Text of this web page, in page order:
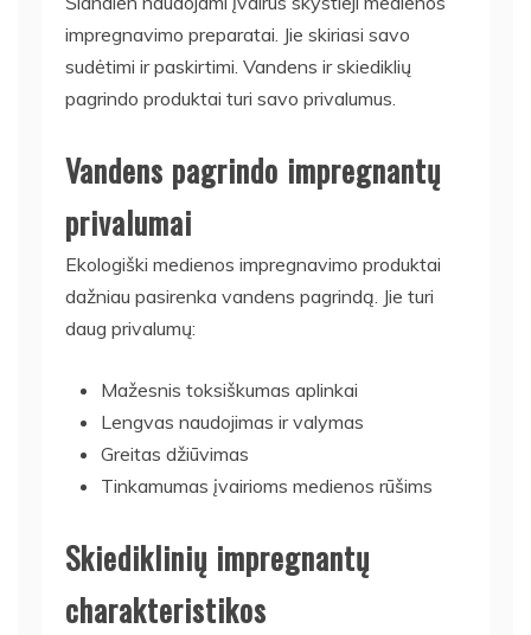
impregnavimo preparatai. Jie skiriasi savo
sudėtimi ir paskirtimi. Vandens ir skiediklių
pagrindo produktai turi savo privalumus.
Vandens pagrindo impregnantų
privalumai
Ekologiški medienos impregnavimo produktai
dažniau pasirenka vandens pagrindą. Jie turi
daug privalumų:
Mažesnis toksiškumas aplinkai
Lengvas naudojimas ir valymas
Greitas džiūvimas
Tinkamumas įvairioms medienos rūšims
Skiediklinių impregnantų
charakteristikos